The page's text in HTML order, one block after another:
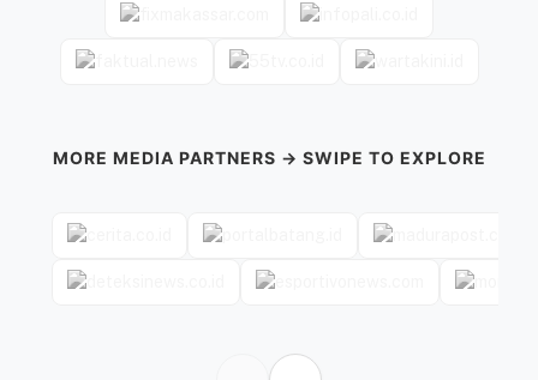
MORE MEDIA PARTNERS → SWIPE TO EXPLORE